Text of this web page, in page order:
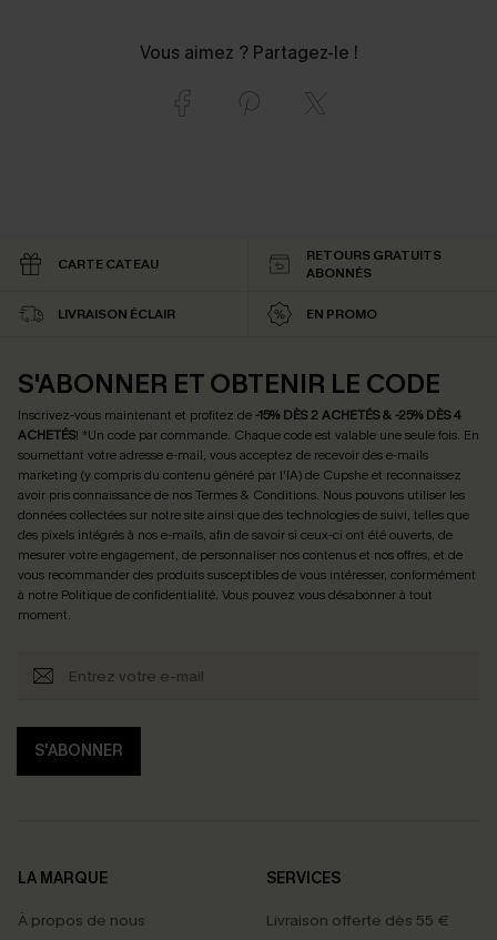
Vous aimez ? Partagez-le !
CARTE CATEAU
RETOURS GRATUITS
ABONNÉS
LIVRAISON ÉCLAIR EN PROMO
S'ABONNER ET OBTENIR LE CODE
Inscrivez-vous maintenant et profitez de -15% DÈS 2 ACHETÉS & -25% DÈS 4
ACHETÉS! *Un code par commande. Chaque code est valable une seule fois. En
soumettant votre adresse e-mail, vous acceptez de recevoir des e-mails
marketing (y compris du contenu généré par l'IA) de Cupshe et reconnaissez
avoir pris connaissance de nosTermes & Conditions. Nous pouvons utiliser les
données collectées sur notre site ainsi que des technologies de suivi, telles que
des pixels intégrés à nos e-mails, afin de savoir si ceux-ci ont été ouverts, de
mesurer votre engagement, de personnaliser nos contenus et nos offres, et de
vous recommander des produits susceptibles de vous intéresser, conformément
à notre Politique de confidentialité. Vous pouvez vous désabonner à tout
moment.
S'ABONNER
LA MARQUE
À propos de nous
SERVICES
Livraison offerte dès 55 €